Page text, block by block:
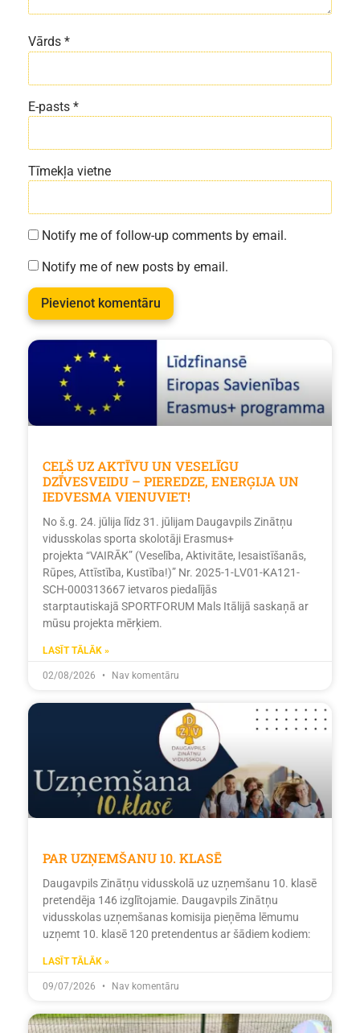
Vārds *
E-pasts *
Tīmekļa vietne
Notify me of follow-up comments by email.
Notify me of new posts by email.
CEĻŠ UZ AKTĪVU UN VESELĪGU
DZĪVESVEIDU – PIEREDZE, ENERĢIJA UN
IEDVESMA VIENUVIET!
No š.g. 24. jūlija līdz 31. jūlijam Daugavpils Zinātņu
vidusskolas sporta skolotāji Erasmus+
projekta “VAIRĀK” (Veselība, Aktivitāte, Iesaistīšanās,
Rūpes, Attīstība, Kustība!)” Nr. 2025-1-LV01-KA121-
SCH-000313667 ietvaros piedalījās
starptautiskajā SPORTFORUM Mals Itālijā saskaņā ar
mūsu projekta mērķiem.
LASĪT TĀLĀK »
02/08/2026 Nav komentāru
PAR UZŅEMŠANU 10. KLASĒ
Daugavpils Zinātņu vidusskolā uz uzņemšanu 10. klasē
pretendēja 146 izglītojamie. Daugavpils Zinātņu
vidusskolas uzņemšanas komisija pieņēma lēmumu
uzņemt 10. klasē 120 pretendentus ar šādiem kodiem:
LASĪT TĀLĀK »
09/07/2026 Nav komentāru